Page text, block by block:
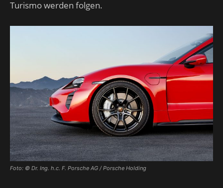
Turismo werden folgen.
Foto: © Dr. Ing. h.c. F. Porsche AG / Porsche Holding